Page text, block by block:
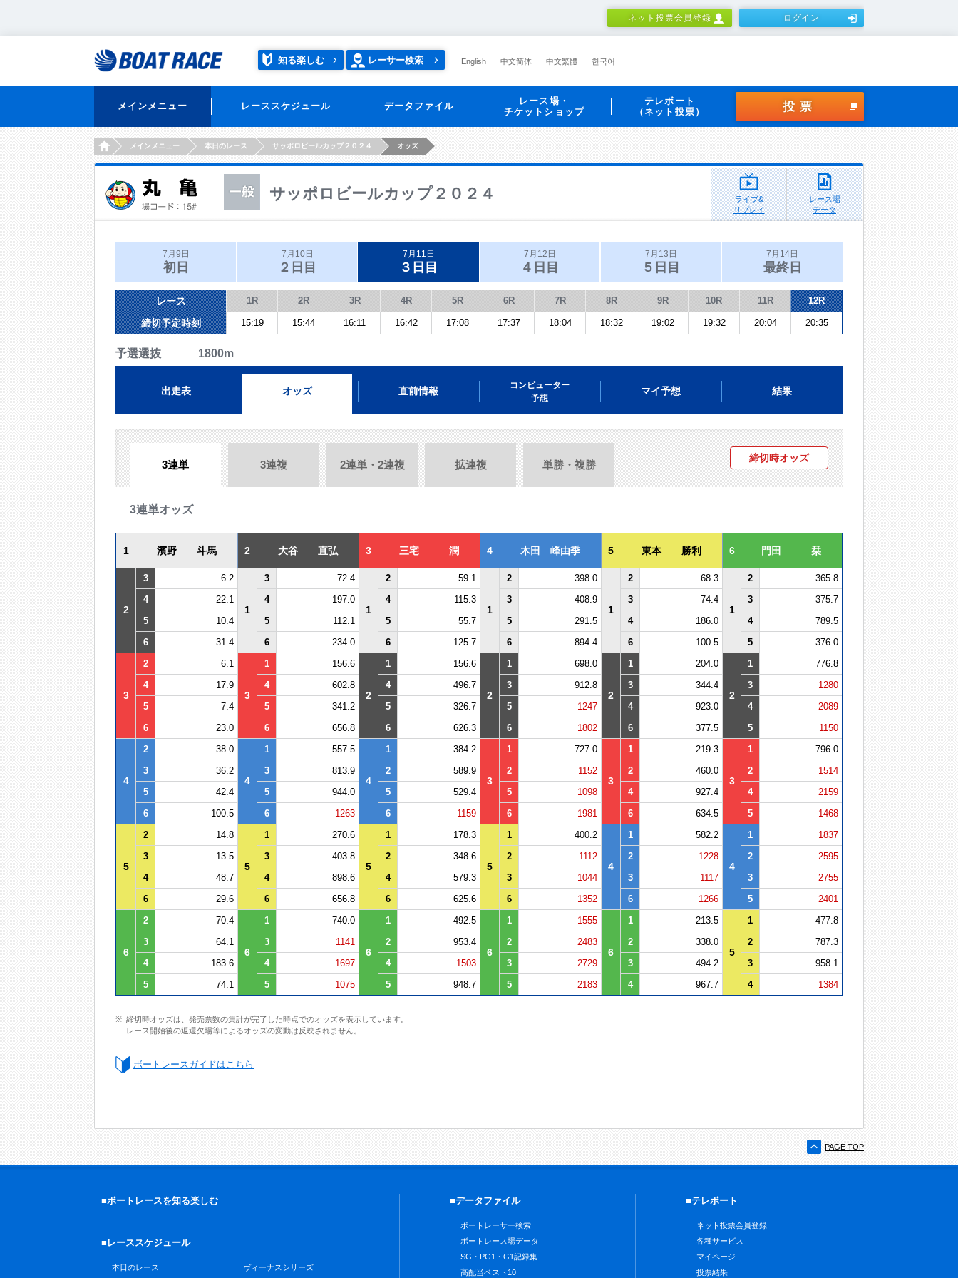
ネット投票会員登録 ログイン
知る楽しむ レーサー検索 English 中文简体 中文繁體 한국어
メインメニュー レーススケジュール データファイル
レース場・
チケットショップ
テレボート
（ネット投票）
投票
HOMEメインメニュー 本日のレース サッポロビールカップ２０２４ オッズ
サッポロビールカップ２０２４
ライブ&
リプレイ
レース場
データ
7月9日
初日
7月10日
２日目
7月11日
３日目
7月12日
４日目
7月13日
５日目
7月14日
最終日
レース 1R 2R 3R 4R 5R 6R 7R 8R 9R 10R 11R 12R
締切予定時刻 15:19 15:44 16:11 16:42 17:08 17:37 18:04 18:32 19:02 19:32 20:04 20:35
予選選抜 1800m
出走表 オッズ 直前情報
コンピューター
予想
マイ予想 結果
3連単 3連複 2連単・2連複 拡連複 単勝・複勝
締切時オッズ
3連単オッズ
1 濱野 斗馬 2 大谷 直弘 3 三宅 潤 4 木田 峰由季 5 東本 勝利 6 門田 栞
2
3 6.2
1
3 72.4
1
2 59.1
1
2 398.0
1
2 68.3
1
2
365.8
4
22.1 4 197.0 4 115.3 3 408.9 3 74.4 3
375.7
5
10.4 5 112.1 5 55.7 5 291.5 4 186.0 4
789.5
6
31.4 6 234.0 6 125.7 6 894.4 6 100.5 5 376.0
3
2 6.1
3
1 156.6
2
1 156.6
2
1 698.0
2
1 204.0
2
1
776.8
4
17.9 4 602.8 4 496.7 3 912.8 3 344.4 3
1280
5
7.4 5 341.2 5 326.7 5 1247 4 923.0 4
2089
6
23.0 6 656.8 6 626.3 6 1802 6 377.5 5 1150
4
2 38.0
4
1 557.5
4
1 384.2
3
1 727.0
3
1 219.3
3
1
796.0
3
36.2 3 813.9 2 589.9 2 1152 2 460.0 2
1514
5
42.4 5 944.0 5 529.4 5 1098 4 927.4 4
2159
6
100.5 6 1263 6 1159 6 1981 6 634.5 5 1468
5
2 14.8
5
1 270.6
5
1 178.3
5
1 400.2
4
1 582.2
4
1
1837
3
13.5 3 403.8 2 348.6 2 1112 2 1228 2
2595
4
48.7 4 898.6 4 579.3 3 1044 3 1117 3
2755
6
29.6 6 656.8 6 625.6 6 1352 6 1266 5 2401
6
2 70.4
6
1 740.0
6
1 492.5
6
1 1555
6
1 213.5
5
1
477.8
3
64.1 3 1141 2 953.4 2 2483 2 338.0 2
787.3
4
183.6 4 1697 4 1503 3 2729 3 494.2 3
958.1
5
74.1 5 1075 5 948.7 5 2183 4 967.7 4 1384
締切時オッズは、発売票数の集計が完了した時点でのオッズを表示しています。
レース開始後の返還欠場等によるオッズの変動は反映されません。
ボートレースガイドはこちら
PAGE TOP
■ボートレースを知る楽しむ
■レーススケジュール
本日のレース ヴィーナスシリーズ
■データファイル
ボートレーサー検索
ボートレース場データ
SG・PG1・G1記録集
高配当ベスト10
■テレボート
ネット投票会員登録
各種サービス
マイページ
投票結果